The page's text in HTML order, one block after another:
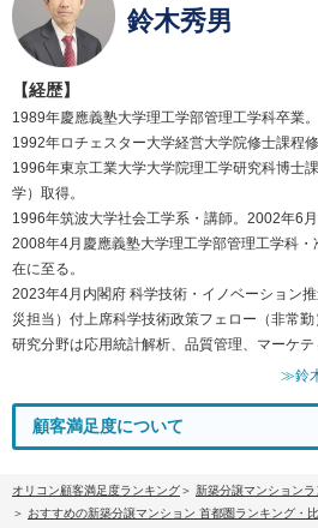
鈴木秀男
【経歴】
1989年慶應義塾大学理工学部管理工学科卒業。
1992年ロチェスター大学経営大学院修士課程修
1996年東京工業大学大学院理工学研究科博士
学）取得。
1996年筑波大学社会工学系・講師。2002年6月
2008年4月慶應義塾大学理工学部管理工学科
在に至る。
2023年4月内閣府 科学技術・イノベーション
災担当）付上席科学技術政策フェロー（非常勤
研究分野は応用統計解析、品質管理、マーケテ
≫鈴
顧客満足度について
オリコン顧客満足度ランキング
新築分譲マンション
おすすめの新築分譲マンション 首都圏ランキング・